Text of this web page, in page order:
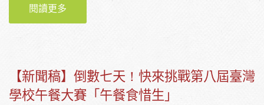
閱讀更多
學校午餐大賽「午餐食惜生」徵件截止
【新聞稿】倒數七天！快來挑戰第八屆臺灣
學校午餐大賽「午餐食惜生」